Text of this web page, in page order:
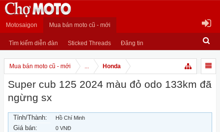
Motosaigon Mua bán moto cũ - mới
Tìm kiếm diễn đàn Sticked Threads Đăng tin
Mua bán moto cũ - mới ... Honda
Super cub 125 2024 màu đỏ odo 133km đã
ngừng sx
Tỉnh/Thành: Hồ Chí Minh
Giá bán: 0 VNĐ